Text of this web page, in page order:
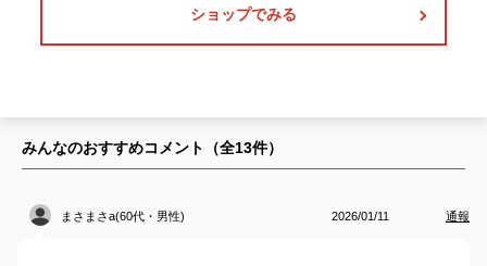
ショップでみる
みんなのおすすめコメント（全13件）
まさまさa(60代・男性) 2026/01/11 通報